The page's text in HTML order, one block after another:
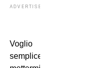
ADVERTISEMENT
Voglio
semplicemente